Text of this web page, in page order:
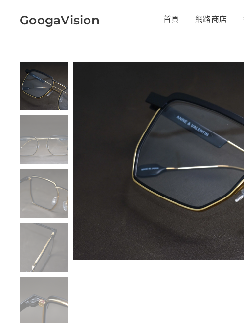
GoogaVision 首頁 網路商店